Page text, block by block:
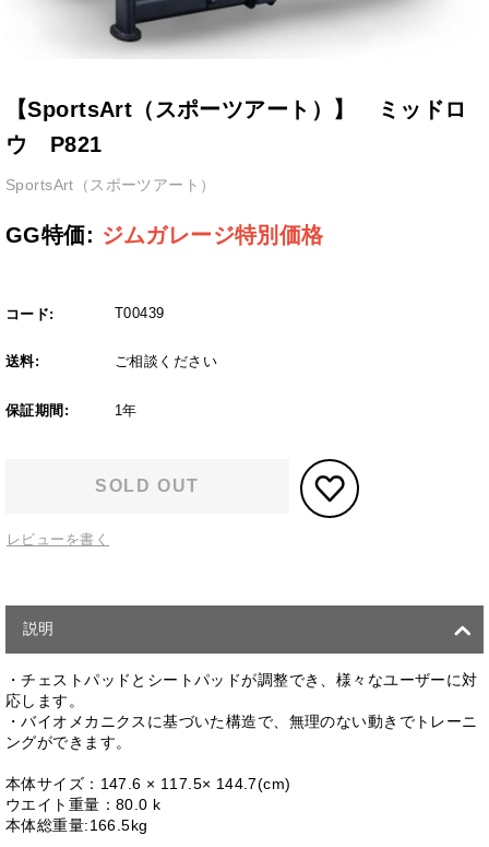
【SportsArt（スポーツアート）】 ミッドロ
ウ P821
SportsArt（スポーツアート）
GG特価: ジムガレージ特別価格
コード: T00439
送料: ご相談ください
保証期間: 1年
SOLD OUT
レビューを書く
説明
・チェストパッドとシートパッドが調整でき、様々なユーザーに対
応します。
・バイオメカニクスに基づいた構造で、無理のない動きでトレーニ
ングができます。
本体サイズ：147.6 × 117.5× 144.7(cm)
ウエイト重量：80.0 k
本体総重量:166.5kg